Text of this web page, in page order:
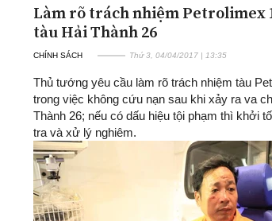
Làm rõ trách nhiệm Petrolimex
tàu Hải Thành 26
CHÍNH SÁCH Thứ 3, 04/04/2017 | 13:35
Thủ tướng yêu cầu làm rõ trách nhiệm tàu
trong việc không cứu nạn sau khi xảy ra va
Thành 26; nếu có dấu hiệu tội phạm thì khởi
tra và xử lý nghiêm.